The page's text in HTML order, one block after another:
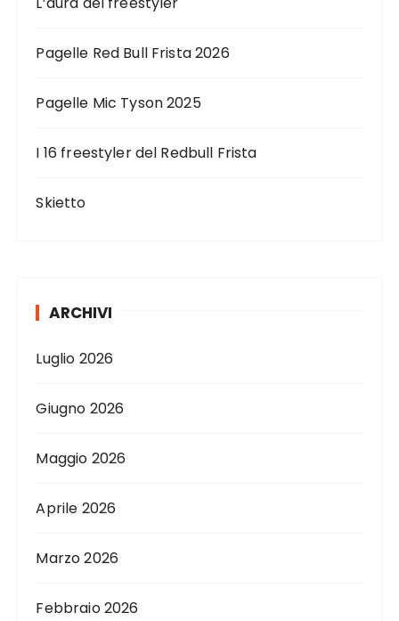
Pagelle Red Bull Frista 2026
Pagelle Mic Tyson 2025
I 16 freestyler del Redbull Frista
Skietto
ARCHIVI
Luglio 2026
Giugno 2026
Maggio 2026
Aprile 2026
Marzo 2026
Febbraio 2026